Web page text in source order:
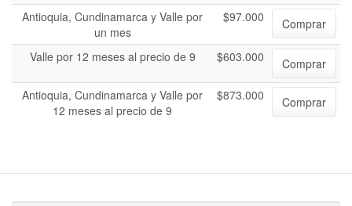
Antioquia, Cundinamarca y Valle por
un mes
$97.000 Comprar
Valle por 12 meses al precio de 9 $603.000
Comprar
Antioquia, Cundinamarca y Valle por
12 meses al precio de 9
$873.000 Comprar